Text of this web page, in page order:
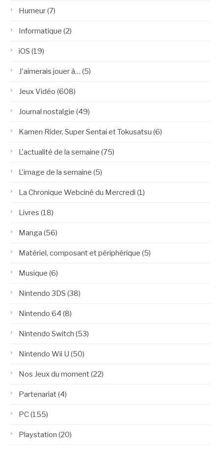
Humeur(7)
Informatique (2)
iOS (19)
J'aimerais jouer à… (5)
Jeux Vidéo (608)
Journal nostalgie (49)
Kamen Rider, Super Sentai et Tokusatsu (6)
L'actualité de la semaine (75)
L'image de la semaine (5)
La Chronique Webciné du Mercredi (1)
Livres (18)
Manga (56)
Matériel, composant et périphérique (5)
Musique (6)
Nintendo 3DS (38)
Nintendo 64 (8)
Nintendo Switch (53)
Nintendo Wii U (50)
Nos Jeux du moment(22)
Partenariat(4)
PC(155)
Playstation (20)